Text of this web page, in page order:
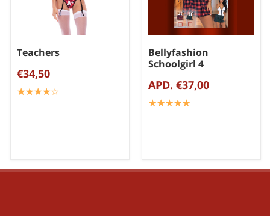
Teachers
€34,50
☆☆☆☆☆
★★★★★
Bellyfashion
Schoolgirl 4
APD. €37,00
☆☆☆☆☆
★★★★★